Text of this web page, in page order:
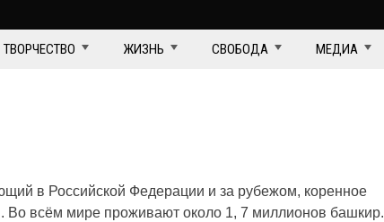
ТВОРЧЕСТВО ЖИЗНЬ СВОБОДА МЕДИА
в Российской Федерации и за рубежом, коренное
Во всём мире проживают около 1, 7 миллионов башкир.